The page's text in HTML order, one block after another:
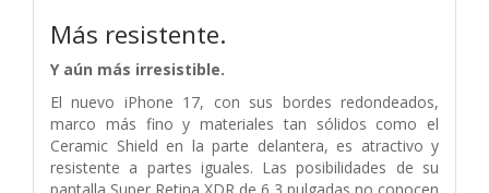
Más resistente.
Y aún más irresistible.
El nuevo iPhone 17, con sus bordes redondeados,
marco más fino y materiales tan sólidos como el
Ceramic Shield en la parte delantera, es atractivo y
resistente a partes iguales. Las posibilidades de su
pantalla Super Retina XDR de 6,3 pulgadas no conocen